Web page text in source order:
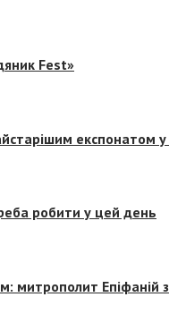
Fest»
експонатом у
робити у цей день
митрополит Епіфаній